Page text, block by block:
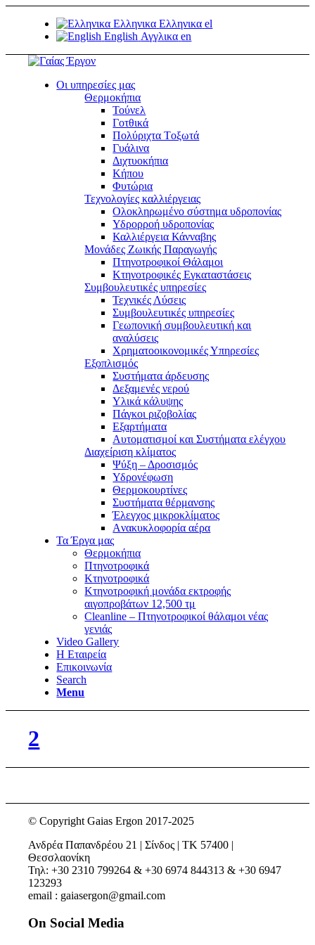
Ελληνικα Ελληνικα el
English Αγγλικα en
Οι υπηρεσίες μας
Θερμοκήπια
Τούνελ
Γοτθικά
Πολύριχτα Tοξωτά
Γυάλινα
Διχτυοκήπια
Κήπου
Φυτώρια
Τεχνολογίες καλλιέργειας
Ολοκληρωμένο σύστημα υδροπονίας
Υδρορροή υδροπονίας
Καλλιέργεια Κάνναβης
Μονάδες Ζωικής Παραγωγής
Πτηνοτροφικοί Θάλαμοι
Κτηνοτροφικές Εγκαταστάσεις
Συμβουλευτικές υπηρεσίες
Τεχνικές Λύσεις
Συμβουλευτικές υπηρεσίες
Γεωπονική συμβουλευτική και
αναλύσεις
Χρηματοοικονομικές Υπηρεσίες
Εξοπλισμός
Συστήματα άρδευσης
Δεξαμενές νερού
Υλικά κάλυψης
Πάγκοι ριζοβολίας
Εξαρτήματα
Αυτοματισμοί και Συστήματα ελέγχου
Διαχείριση κλίματος
Ψύξη – Δροσισμός
Υδρονέφωση
Θερμοκουρτίνες
Συστήματα θέρμανσης
Έλεγχος μικροκλίματος
Aνακυκλοφορία αέρα
Τα Έργα μας
Θερμοκήπια
Πτηνοτροφικά
Κτηνοτροφικά
Κτηνοτροφική μονάδα εκτροφής
αιγοπροβάτων 12,500 τμ
Cleanline – Πτηνοτροφικοί θάλαμοι νέας
γενιάς
Video Gallery
Η Εταιρεία
Επικοινωνία
Search
Menu
2
© Copyright Gaias Ergon 2017-2025
Ανδρέα Παπανδρέου 21 | Σίνδος | ΤΚ 57400 |
Θεσσλαονίκη
Τηλ: +30 2310 799264 & +30 6974 844313 & +30 6947
123293
email : gaiasergon@gmail.com
On Social Media